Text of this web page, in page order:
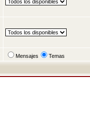
Mensajes Temas